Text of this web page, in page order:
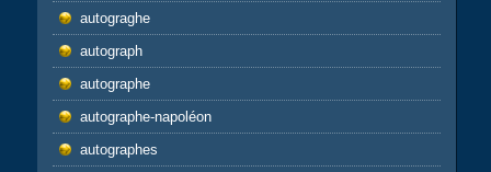
autograghe
autograph
autographe
autographe-napoléon
autographes